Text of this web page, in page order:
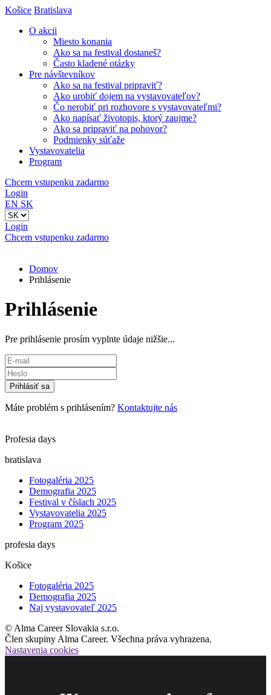
Košice Bratislava
O akcii
Miesto konania
Ako sa na festival dostaneš?
Často kladené otázky
Pre návštevníkov
Ako sa na festival pripraviť?
Ako urobiť dojem na vystavovateľov?
Čo nerobiť pri rozhovore s vystavovateľmi?
Ako napísať životopis, ktorý zaujme?
Ako sa pripraviť na pohovor?
Podmienky súťaže
Vystavovatelia
Program
Chcem vstupenku zadarmo
Login
EN SK
Login
Chcem vstupenku zadarmo
Domov
Prihlásenie
Prihlásenie
Pre prihlásenie prosím vyplnte údaje nižšie...
Prihlásiť sa
Máte problém s prihlásením? Kontaktujte nás
Profesia days
bratislava
Fotogaléria 2025
Demografia 2025
Festival v číslach 2025
Vystavovatelia 2025
Program 2025
profesia days
Košice
Fotogaléria 2025
Demografia 2025
Naj vystavovateľ 2025
© Alma Career Slovakia s.r.o.
Člen skupiny Alma Career. Všechna práva vyhrazena.
Nastavenia cookies